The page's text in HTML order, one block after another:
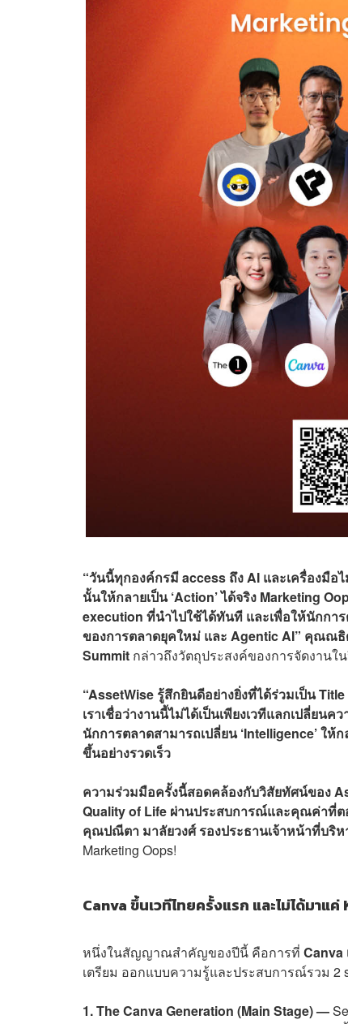
“วันนี้ทุกองค์กรมี access ถึง AI และเครื่องมือ
นั้นให้กลายเป็น ‘Action’ ได้จริง Marketing
execution ที่นำไปใช้ได้ทันที และเพื่อให้นักกา
ของการตลาดยุคใหม่ และ Agentic AI” คุณณธิ
Summit กล่าวถึงวัตถุประสงค์ของการจัดงานใ
“AssetWise รู้สึกยินดีอย่างยิ่งที่ได้ร่วมเป็น
เราเชื่อว่างานนี้ไม่ได้เป็นเพียงเวทีแลกเปลี่ย
นักการตลาดสามารถเปลี่ยน ‘Intelligence’ ให้
ขึ้นอย่างรวดเร็ว
ความร่วมมือครั้งนี้สอดคล้องกับวิสัยทัศน์ของ
Quality of Life ผ่านประสบการณ์และคุณค่าที่ต
คุณปณีตา มาลัยวงศ์ รองประธานเจ้าหน้าที่บริ
Marketing Oops!
Canva ขึ้นเวทีไทยครั้งแรก และไม่ได้มาแ
หนึ่งในสัญญาณสำคัญของปีนี้ คือการที่ Canva
เตรียม ออกแบบความรู้และประสบการณ์รวม 2
1. The Canva Generation (Main Stage) —